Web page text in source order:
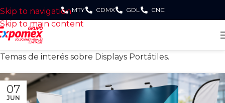
Skip to navigation
Skip to main content
MTY CDMX GDL CNC
Temas de interés sobre Displays Portátiles.
07
JUN